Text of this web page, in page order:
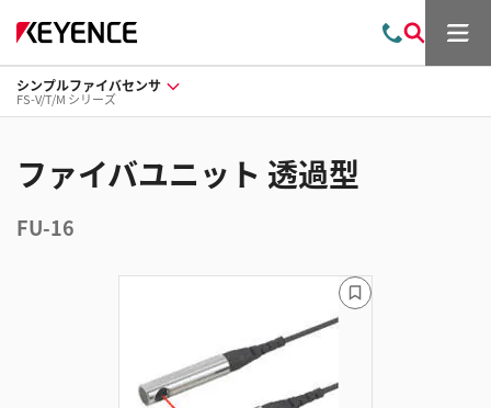
問
わ
索
メ
シンプルファイバセンサ
FS-V/T/M シリーズ
ファイバユニット 透過型
FU-16
ブ
ッ